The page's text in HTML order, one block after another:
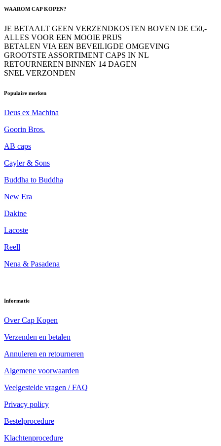
WAAROM CAP KOPEN?
JE BETAALT GEEN VERZENDKOSTEN BOVEN DE €50,-
ALLES VOOR EEN MOOIE PRIJS
BETALEN VIA EEN BEVEILIGDE OMGEVING
GROOTSTE ASSORTIMENT CAPS IN NL
RETOURNEREN BINNEN 14 DAGEN
SNEL VERZONDEN
Populaire merken
Deus ex Machina
Goorin Bros.
AB caps
Cayler & Sons
Buddha to Buddha
New Era
Dakine
Lacoste
Reell
Nena & Pasadena
Informatie
Over Cap Kopen
Verzenden en betalen
Annuleren en retourneren
Algemene voorwaarden
Veelgestelde vragen / FAQ
Privacy policy
Bestelprocedure
Klachtenprocedure